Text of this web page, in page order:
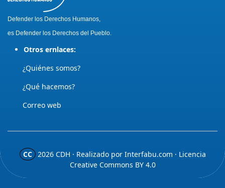
Defender los Derechos Humanos,
es Defender los Derechos del Pueblo.
Otros ernlaces:
¿Quiénes somos?
¿Qué hacemos?
Correo web
CC 2026CDH · Realizado por Interfabu.com · Licencia
Creative Commons BY 4.0